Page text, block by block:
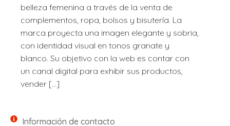
belleza femenina a través de la venta de
complementos, ropa, bolsos y bisutería. La
marca proyecta una imagen elegante y sobria,
con identidad visual en tonos granate y
blanco. Su objetivo con la web es contar con
un canal digital para exhibir sus productos,
vender […]
Información de contacto